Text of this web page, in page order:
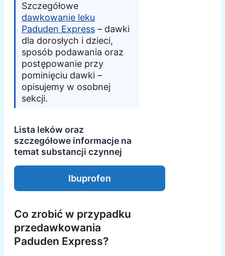
Szczegółowe
dawkowanie leku
Paduden Express – dawki
dla dorosłych i dzieci,
sposób podawania oraz
postępowanie przy
pominięciu dawki –
opisujemy w osobnej
sekcji.
Lista leków oraz
szczegółowe informacje na
temat substancji czynnej
Ibuprofen
Co zrobić w przypadku
przedawkowania
Paduden Express?